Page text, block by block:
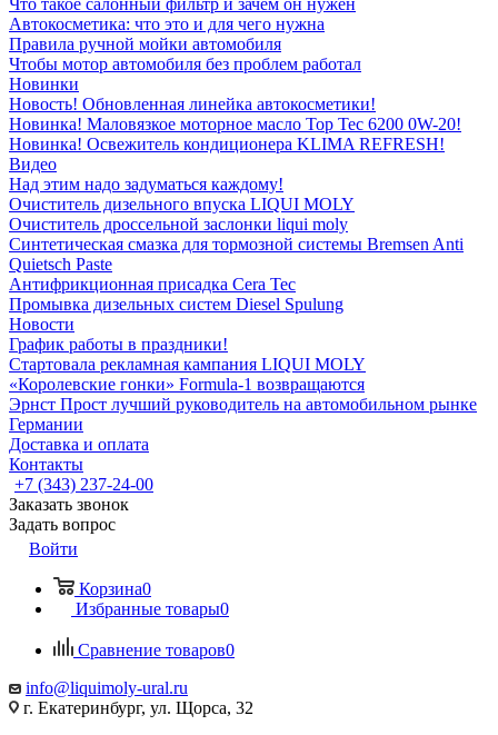
Что такое салонный фильтр и зачем он нужен
Автокосметика: что это и для чего нужна
Правила ручной мойки автомобиля
Чтобы мотор автомобиля без проблем работал
Новинки
Новость! Обновленная линейка автокосметики!
Новинка! Маловязкое моторное масло Top Tec 6200 0W-20!
Новинка! Освежитель кондиционера KLIMA REFRESH!
Видео
Над этим надо задуматься каждому!
Очиститель дизельного впуска LIQUI MOLY
Очиститель дроссельной заслонки liqui moly
Синтетическая смазка для тормозной системы Bremsen Anti
Quietsch Paste
Антифрикционная присадка Cera Tec
Промывка дизельных систем Diesel Spulung
Новости
График работы в праздники!
Стартовала рекламная кампания LIQUI MOLY
«Королевские гонки» Formula-1 возвращаются
Эрнст Прост лучший руководитель на автомобильном рынке
Германии
Доставка и оплата
Контакты
+7 (343) 237-24-00
Заказать звонок
Задать вопрос
Войти
Корзина0
Избранные товары0
Сравнение товаров0
info@liquimoly-ural.ru
г. Екатеринбург, ул. Щорса, 32